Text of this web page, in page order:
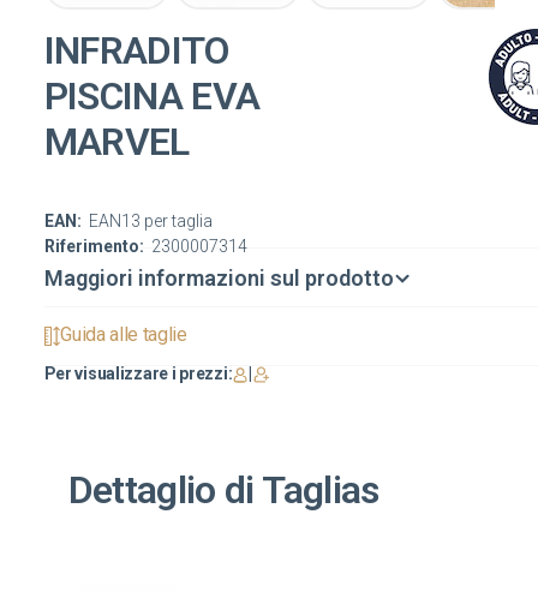
INFRADITO
PISCINA EVA
MARVEL
Riferimento: 2300007314
EAN: EAN13 per taglia
Maggiori informazioni sul prodotto
Guida alle taglie
Per visualizzare i prezzi:
Dettaglio di Taglias